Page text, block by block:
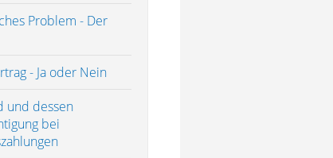
Problem - Der
- Ja oder Nein
und dessen
bei